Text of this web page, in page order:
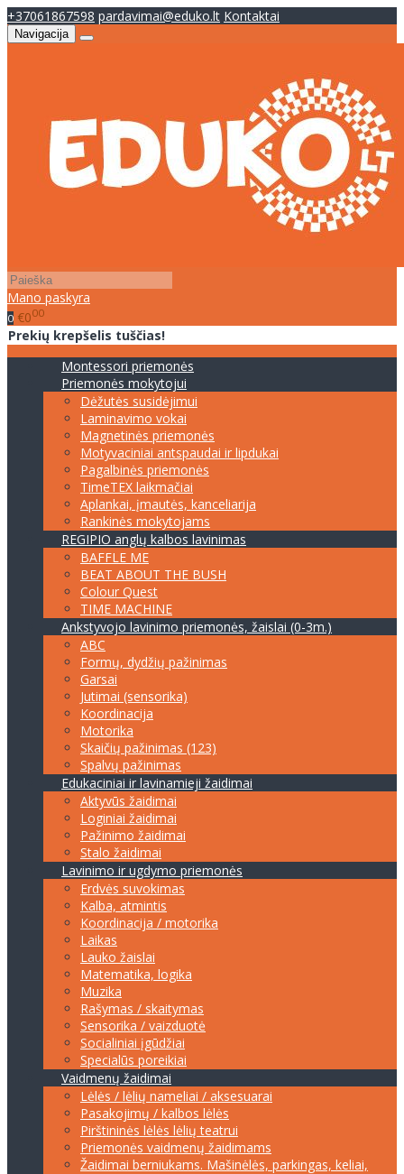
+37061867598 pardavimai@eduko.lt Kontaktai
Navigacija
Mano paskyra
0 €000
Prekių krepšelis tuščias!
Montessori priemonės
Priemonės mokytojui
Dėžutės susidėjimui
Laminavimo vokai
Magnetinės priemonės
Motyvaciniai antspaudai ir lipdukai
Pagalbinės priemonės
TimeTEX laikmačiai
Aplankai, įmautės, kanceliarija
Rankinės mokytojams
REGIPIO anglų kalbos lavinimas
BAFFLE ME
BEAT ABOUT THE BUSH
Colour Quest
TIME MACHINE
Ankstyvojo lavinimo priemonės, žaislai (0-3m.)
ABC
Formų, dydžių pažinimas
Garsai
Jutimai (sensorika)
Koordinacija
Motorika
Skaičių pažinimas (123)
Spalvų pažinimas
Edukaciniai ir lavinamieji žaidimai
Aktyvūs žaidimai
Loginiai žaidimai
Pažinimo žaidimai
Stalo žaidimai
Lavinimo ir ugdymo priemonės
Erdvės suvokimas
Kalba, atmintis
Koordinacija / motorika
Laikas
Lauko žaislai
Matematika, logika
Muzika
Rašymas / skaitymas
Sensorika / vaizduotė
Socialiniai įgūdžiai
Specialūs poreikiai
Vaidmenų žaidimai
Lėlės / lėlių nameliai / aksesuarai
Pasakojimų / kalbos lėlės
Pirštininės lėlės lėlių teatrui
Priemonės vaidmenų žaidimams
Žaidimai berniukams. Mašinėlės, parkingas, keliai,